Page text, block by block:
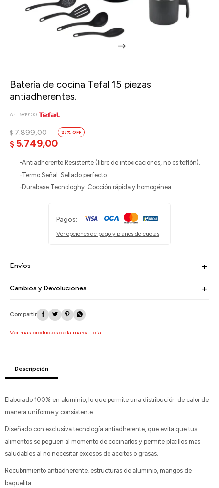
Batería de cocina Tefal 15 piezas
antiadherentes.
5819100
$ 5.749,00
$ 7.899,00 27
-Antiadherente Resistente (libre de intoxicaciones, no es teflón).
-Termo Señal: Sellado perfecto.
-Durabase Tecnologhy: Cocción rápida y homogénea.
Pagos:
Ver opciones de pago y planes de cuotas
Envíos
Cambios y Devoluciones
   
Ver mas productos de la marca Tefal
Descripción
Elaborado 100% en aluminio, lo que permite una distribución de calor de
manera uniforme y consistente.
Diseñado con exclusiva tecnología antiadherente, que evita que tus
alimentos se peguen al momento de cocinarlos y permite platillos mas
saludables al no necesitar excesos de aceites o grasas.
Recubrimiento antiadherente, estructuras de aluminio, mangos de
baquelita.